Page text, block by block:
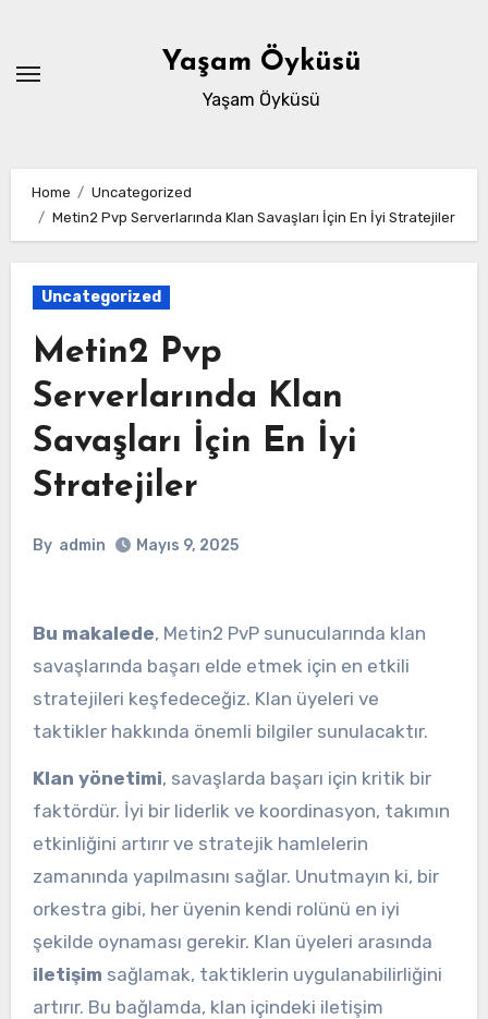
content
Yaşam Öyküsü
Yaşam Öyküsü
Home
Uncategorized
Metin2 Pvp Serverlarında Klan Savaşları İçin En İyi Stratejiler
Uncategorized
Metin2 Pvp
Serverlarında Klan
Savaşları İçin En İyi
Stratejiler
By admin Mayıs 9, 2025
Bu makalede, Metin2 PvP sunucularında klan
savaşlarında başarı elde etmek için en etkili
stratejileri keşfedeceğiz. Klan üyeleri ve
taktikler hakkında önemli bilgiler sunulacaktır.
Klan yönetimi, savaşlarda başarı için kritik bir
faktördür. İyi bir liderlik ve koordinasyon, takımın
etkinliğini artırır ve stratejik hamlelerin
zamanında yapılmasını sağlar. Unutmayın ki, bir
orkestra gibi, her üyenin kendi rolünü en iyi
şekilde oynaması gerekir. Klan üyeleri arasında
iletişim sağlamak, taktiklerin uygulanabilirliğini
artırır. Bu bağlamda, klan içindeki iletişim